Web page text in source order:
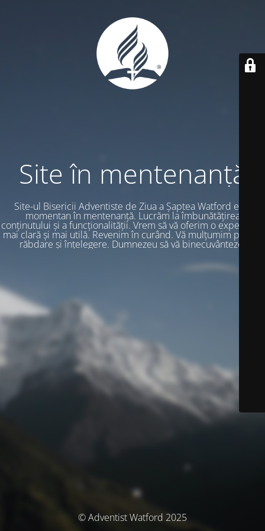
Site în mentenanță
Site-ul Bisericii Adventiste de Ziua a Șaptea Watford este
momentan în mentenanță. Lucrăm la îmbunătățirea
conținutului și a funcționalității. Vrem să vă oferim o experiență
mai clară și mai utilă. Revenim în curând. Vă mulțumim pentru
răbdare și înțelegere. Dumnezeu să vă binecuvânteze.
© Adventist Watford 2025